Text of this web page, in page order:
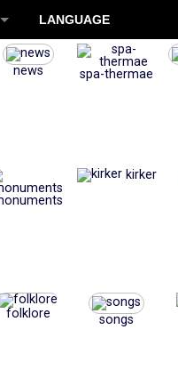
LANGUAGE
news spa-thermae
kirker
folklore songs